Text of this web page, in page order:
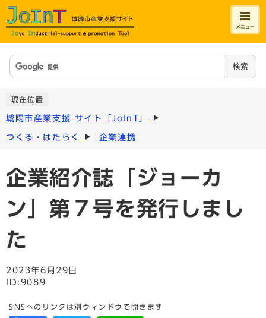
メニュー
検索
現在位置
城陽市産業支援 サイト「JoInT」
つくる・はたらく 企業連携
企業紹介誌「ジョーカ
ン」第７号を発行しまし
た
2023年6月29日
ID:9089
SNSへのリンクは別ウィンドウで開きます